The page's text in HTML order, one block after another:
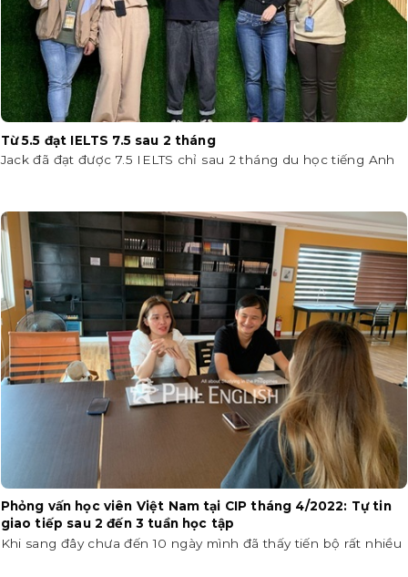
Từ 5.5 đạt IELTS 7.5 sau 2 tháng
Jack đã đạt được 7.5 IELTS chỉ sau 2 tháng du học tiếng Anh
Phỏng vấn học viên Việt Nam tại CIP tháng 4/2022: Tự tin
giao tiếp sau 2 đến 3 tuần học tập
Khi sang đây chưa đến 10 ngày mình đã thấy tiến bộ rất nhiều